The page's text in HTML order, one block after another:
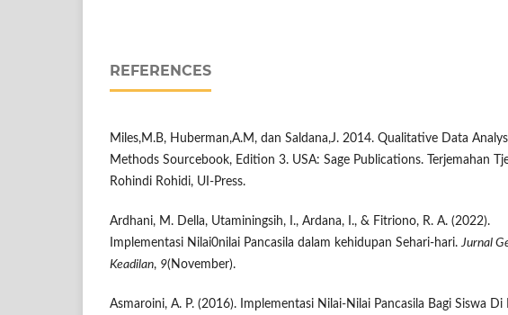
REFERENCES
Miles,M.B, Huberman,A.M, dan Saldana,J. 2014. Qualitative Data
Methods Sourcebook, Edition 3. USA: Sage Publications. Terjemahan
Rohindi Rohidi, UI-Press.
Ardhani, M. Della, Utaminingsih, I., Ardana, I., & Fitriono, R. A. (2022).
Implementasi Nilai0nilai Pancasila dalam kehidupan Sehari-hari.Jurnal
Keadilan, 9(November).
Asmaroini, A. P. (2016). Implementasi Nilai-Nilai Pancasila Bagi Siswa Di